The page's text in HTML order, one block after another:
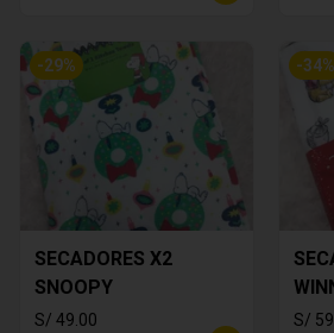
-29%
SECADORES X2
SNOOPY
S/ 49.00
-34%
S/